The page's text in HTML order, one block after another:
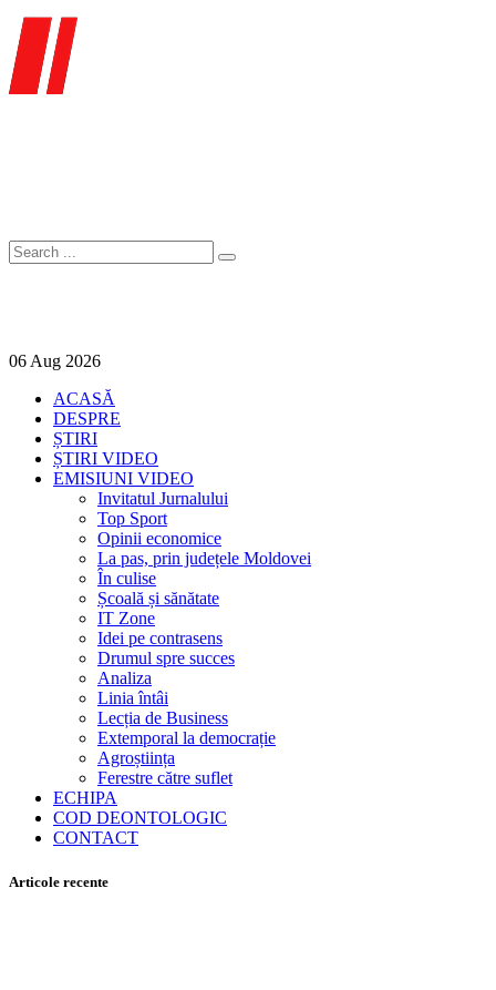
06 Aug 2026
ACASĂ
DESPRE
ȘTIRI
ȘTIRI VIDEO
EMISIUNI VIDEO
Invitatul Jurnalului
Top Sport
Opinii economice
La pas, prin județele Moldovei
În culise
Școală și sănătate
IT Zone
Idei pe contrasens
Drumul spre succes
Analiza
Linia întâi
Lecția de Business
Extemporal la democrație
Agroștiința
Ferestre către suflet
ECHIPA
COD DEONTOLOGIC
CONTACT
Articole recente